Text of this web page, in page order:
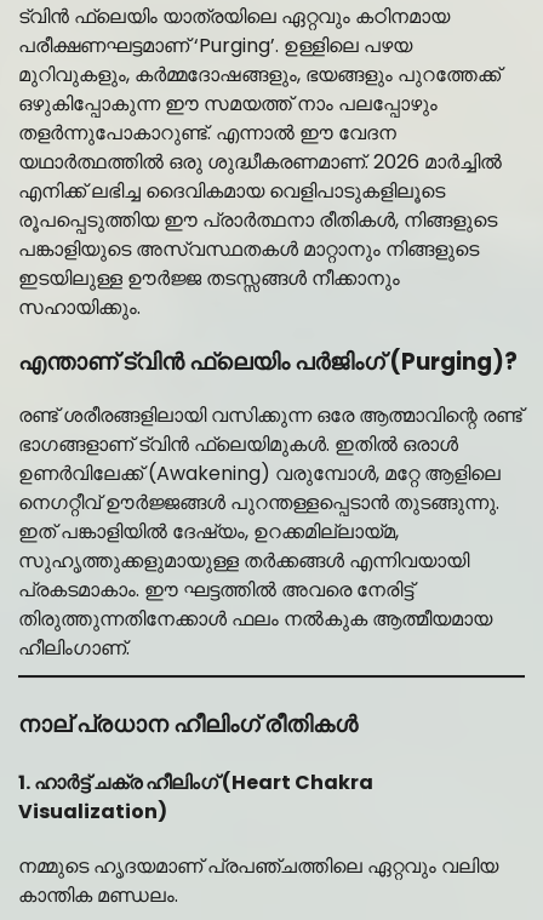
ട്വിൻ ഫ്ലെയിം യാത്രയിലെ ഏറ്റവും കഠിനമായ
പരീക്ഷണഘട്ടമാണ് ‘Purging’. ഉള്ളിലെ പഴയ
മുറിവുകളും, കർമ്മദോഷങ്ങളും, ഭയങ്ങളും പുറത്തേക്ക്
ഒഴുകിപ്പോകുന്ന ഈ സമയത്ത് നാം പലപ്പോഴും
തളർന്നുപോകാറുണ്ട്. എന്നാൽ ഈ വേദന
യഥാർത്ഥത്തിൽ ഒരു ശുദ്ധീകരണമാണ്. 2026 മാർച്ചിൽ
എനിക്ക് ലഭിച്ച ദൈവികമായ വെളിപാടുകളിലൂടെ
രൂപപ്പെടുത്തിയ ഈ പ്രാർത്ഥനാ രീതികൾ, നിങ്ങളുടെ
പങ്കാളിയുടെ അസ്വസ്ഥതകൾ മാറ്റാനും നിങ്ങളുടെ
ഇടയിലുള്ള ഊർജ്ജ തടസ്സങ്ങൾ നീക്കാനും
സഹായിക്കും.
എന്താണ് ട്വിൻ ഫ്ലെയിം പർജിംഗ് (Purging)?
രണ്ട് ശരീരങ്ങളിലായി വസിക്കുന്ന ഒരേ ആത്മാവിന്റെ രണ്ട്
ഭാഗങ്ങളാണ് ട്വിൻ ഫ്ലെയിമുകൾ. ഇതിൽ ഒരാൾ
ഉണർവിലേക്ക് (Awakening) വരുമ്പോൾ, മറ്റേ ആളിലെ
നെഗറ്റീവ് ഊർജ്ജങ്ങൾ പുറന്തള്ളപ്പെടാൻ തുടങ്ങുന്നു.
ഇത് പങ്കാളിയിൽ ദേഷ്യം, ഉറക്കമില്ലായ്മ,
സുഹൃത്തുക്കളുമായുള്ള തർക്കങ്ങൾ എന്നിവയായി
പ്രകടമാകാം. ഈ ഘട്ടത്തിൽ അവരെ നേരിട്ട്
തിരുത്തുന്നതിനേക്കാൾ ഫലം നൽകുക ആത്മീയമായ
ഹീലിംഗാണ്.
നാല് പ്രധാന ഹീലിംഗ് രീതികൾ
1. ഹാർട്ട് ചക്ര ഹീലിംഗ് (Heart Chakra
Visualization)
നമ്മുടെ ഹൃദയമാണ് പ്രപഞ്ചത്തിലെ ഏറ്റവും വലിയ
കാന്തിക മണ്ഡലം.